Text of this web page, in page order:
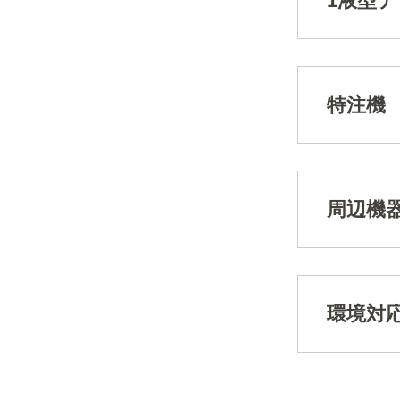
特注機
周辺機
環境対